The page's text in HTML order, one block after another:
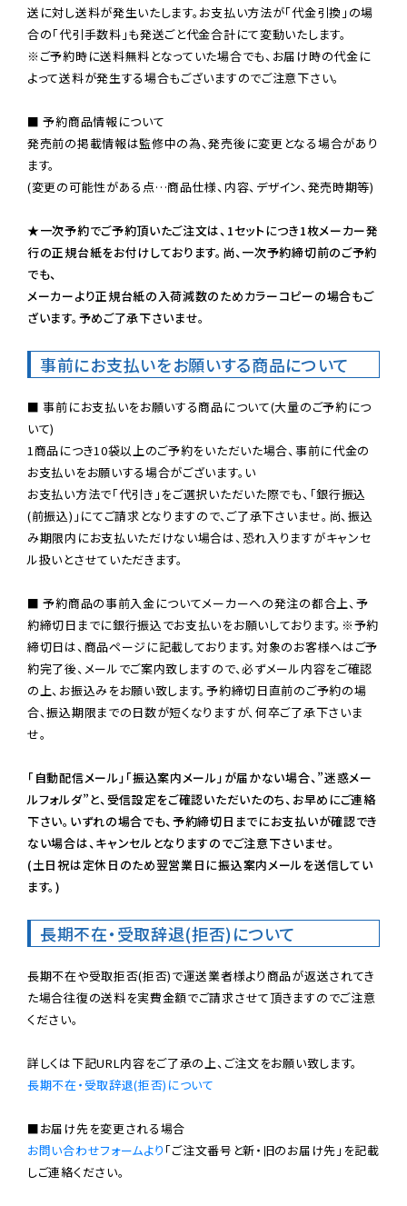
送に対し送料が発生いたします。お支払い方法が「代金引換」の場
※ご予約時に送料無料となっていた場合でも、お届け時の代金に
よって送料が発生する場合もございますのでご注意下さい。
■ 予約商品情報について
発売前の掲載情報は監修中の為、発売後に変更となる場合があり
ます。
(変更の可能性がある点…商品仕様、内容、デザイン、発売時期等)
★一次予約でご予約頂いたご注文は、1セットにつき1枚メーカー発
行の正規台紙をお付けしております。尚、一次予約締切前のご予約
でも、
メーカーより正規台紙の入荷減数のためカラーコピーの場合もご
ざいます。予めご了承下さいませ。
事前にお支払いをお願いする商品について
■ 事前にお支払いをお願いする商品について(大量のご予約につ
いて)
1商品につき10袋以上のご予約をいただいた場合、事前に代金の
お支払いをお願いする場合がございます。い
お支払い方法で「代引き」をご選択いただいた際でも、「銀行振込
(前振込)」にてご請求となりますので、ご了承下さいませ。尚、振込
み期限内にお支払いただけない場合は、恐れ入りますがキャンセ
ル扱いとさせていただきます。
■ 予約商品の事前入金についてメーカーへの発注の都合上、予
約締切日までに銀行振込でお支払いをお願いしております。※予約
締切日は、商品ページに記載しております。対象のお客様へはご予
約完了後、メールでご案内致しますので、必ずメール内容をご確認
の上、お振込みをお願い致します。予約締切日直前のご予約の場
合、振込期限までの日数が短くなりますが、何卒ご了承下さいま
せ。
「自動配信メール」「振込案内メール」が届かない場合、”迷惑メー
ルフォルダ”と、受信設定をご確認いただいたのち、お早めにご連絡
下さい。いずれの場合でも、予約締切日までにお支払いが確認でき
ない場合は、キャンセルとなりますのでご注意下さいませ。
(土日祝は定休日のため翌営業日に振込案内メールを送信してい
ます。)
長期不在・受取辞退(拒否)について
長期不在や受取拒否(拒否)で運送業者様より商品が返送されてき
た場合往復の送料を実費金額でご請求させて頂きますのでご注意
ください。
長期不在・受取辞退(拒否)について
お問い合わせフォームより 「ご注文番号と新・旧のお届け先」を記載
しご連絡ください。